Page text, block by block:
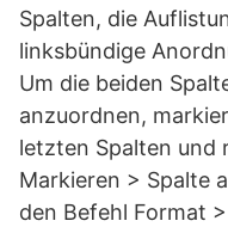
Spalten, die
linksbündige
Um die beiden
anzuordnen,
letzten Spalten und
Markieren > Spalte
den Befehl Format